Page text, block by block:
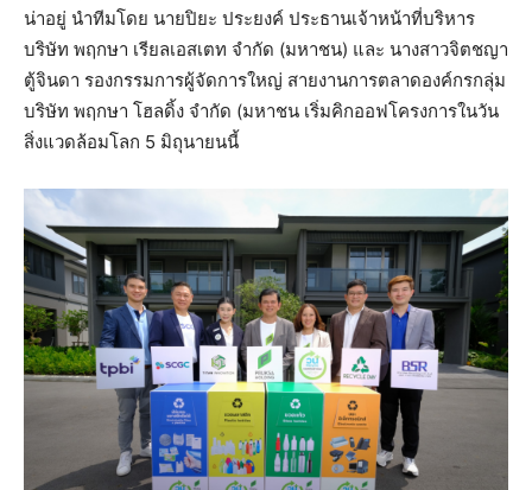
น่าอยู่ นำทีมโดย นายปิยะ ประยงค์ ประธานเจ้าหน้าที่บริหาร
บริษัท พฤกษา เรียลเอสเตท จำกัด (มหาชน) และ นางสาวจิตชญา
ตู้จินดา รองกรรมการผู้จัดการใหญ่ สายงานการตลาดองค์กรกลุ่ม
บริษัท พฤกษา โฮลดิ้ง จำกัด (มหาชน เริ่มคิกออฟโครงการในวัน
สิ่งแวดล้อมโลก 5 มิถุนายนนี้